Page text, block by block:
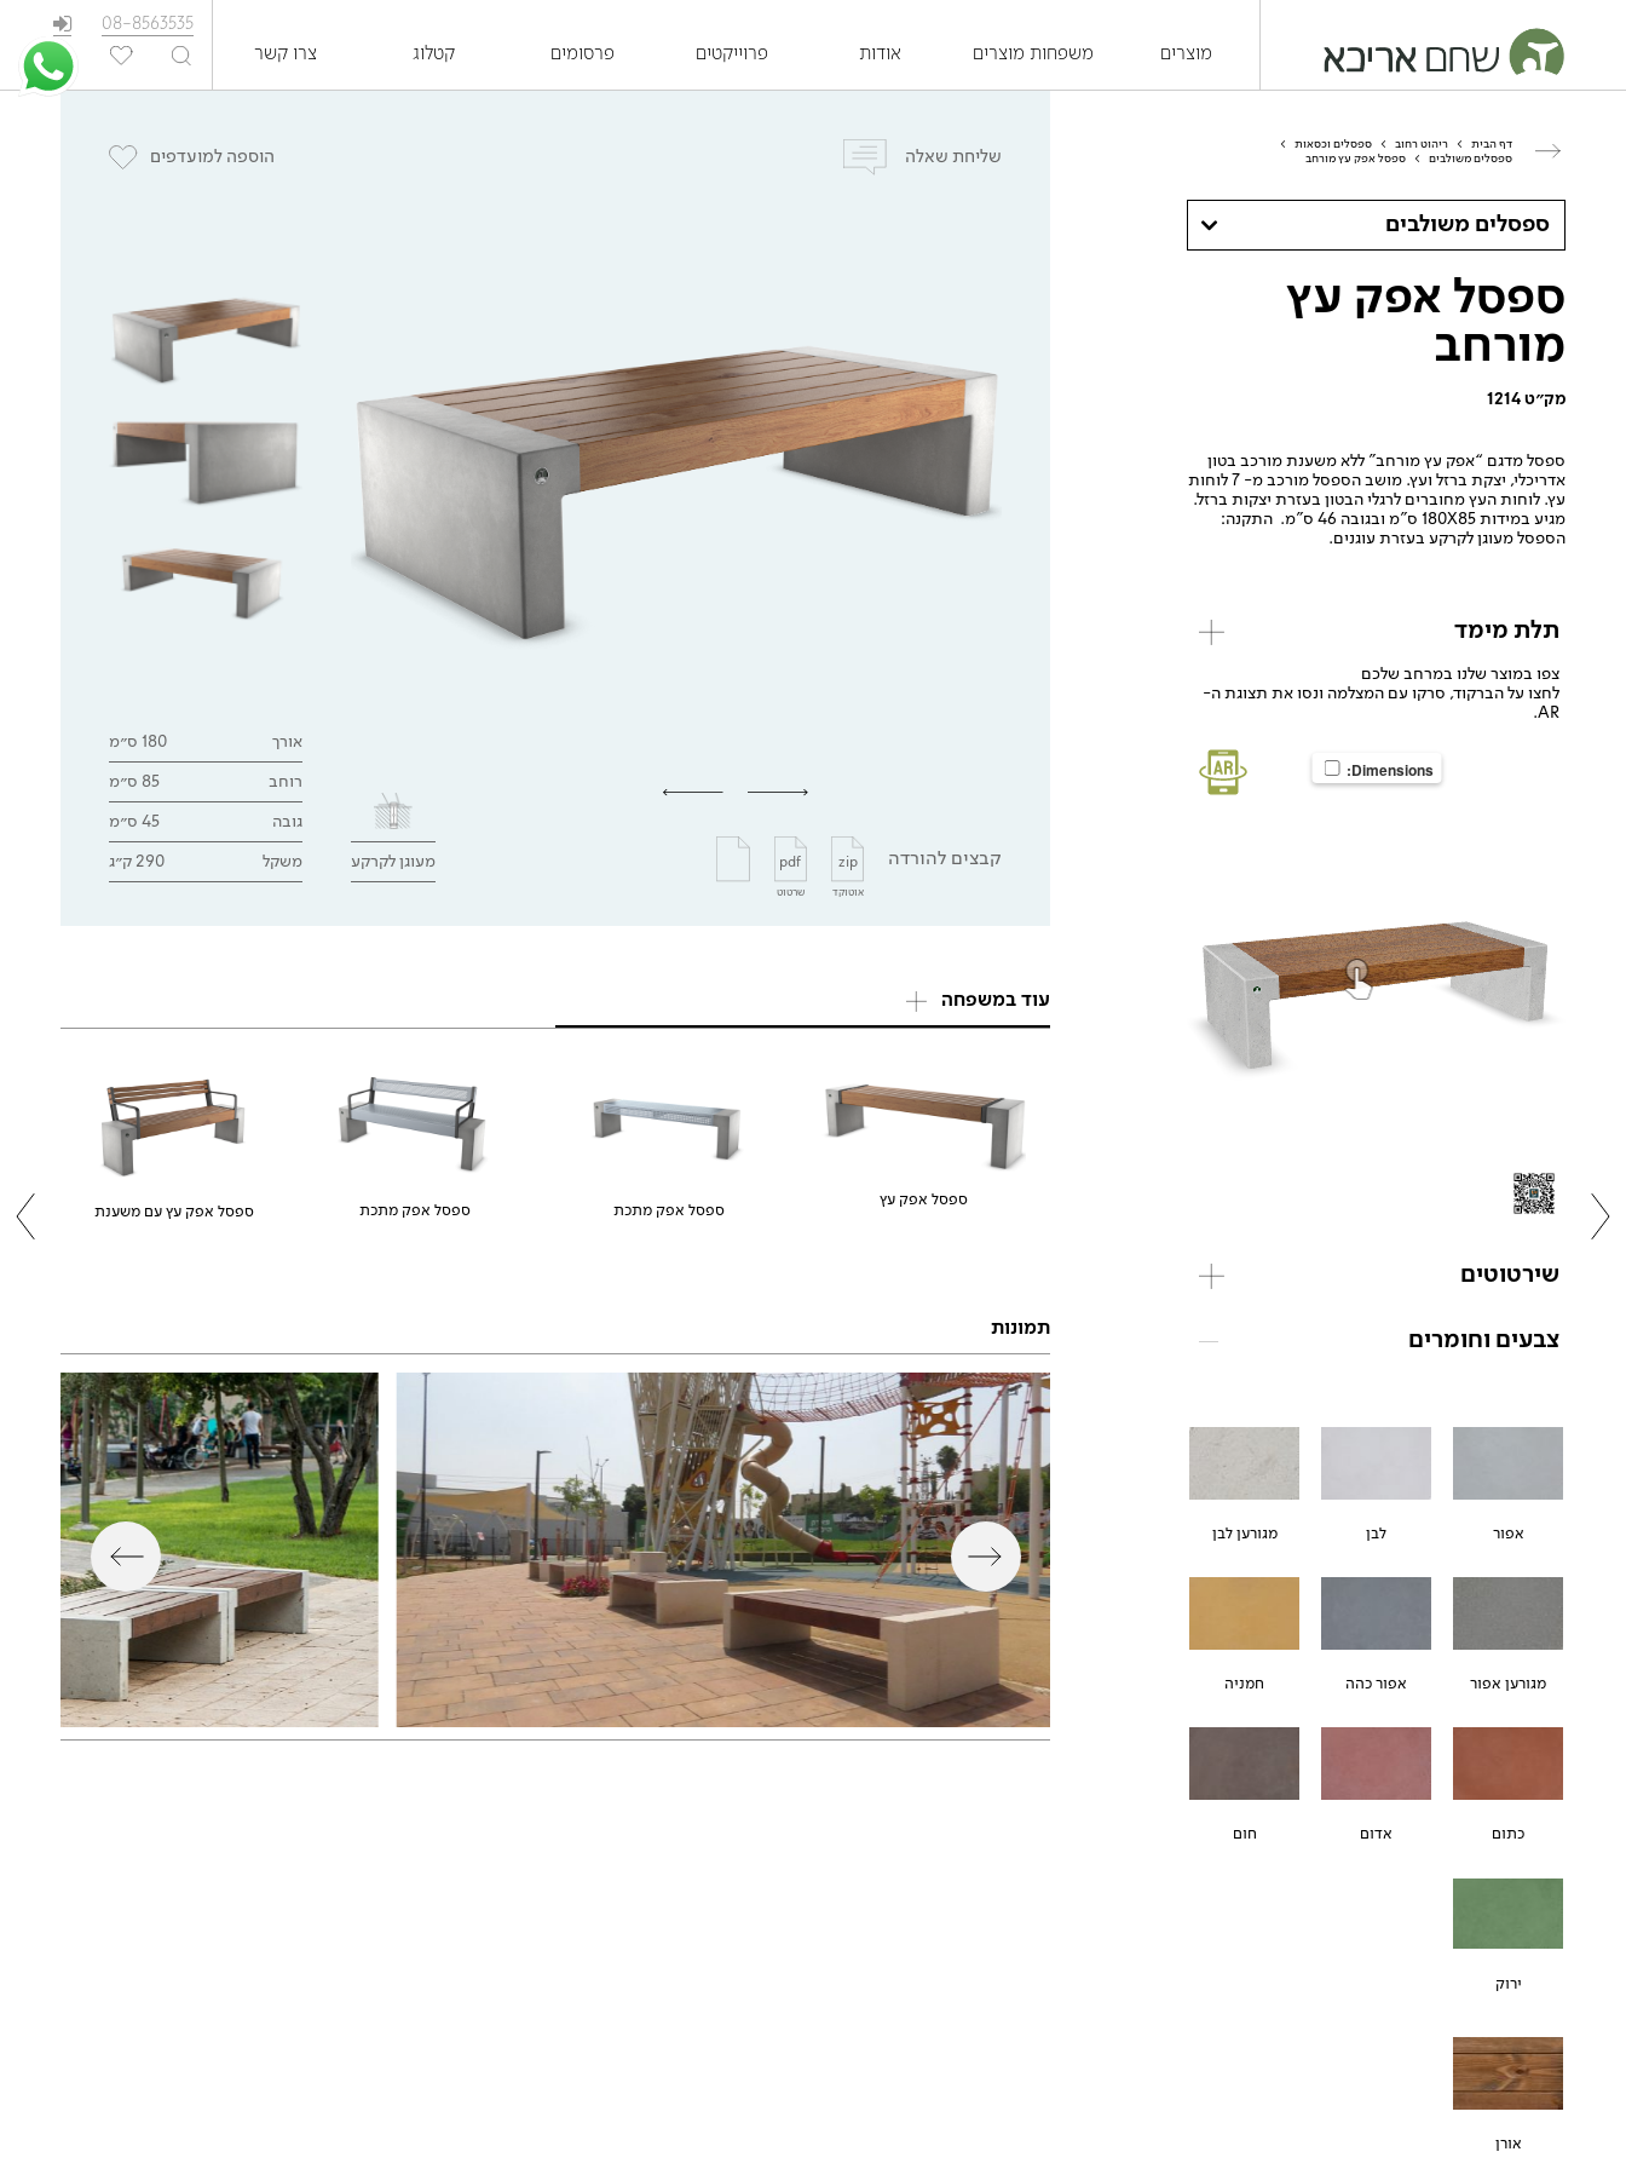
מוצרים משפחות מוצרים אודות פרוייקטים פרסומים קטלוג צרו קשר
08-8563535
EN
דף הבית > ריהוט רחוב > ספסלים וכסאות
>
ספסלים משולבים
> ספסל אפק עץ מורחב
ספסלים משולבים
ספסל אפק עץ
מורחב
מק״ט 1214
ספסל מדגם “אפק עץ מורחב” ללא משענת מורכב בטון
אדריכלי, יצקת ברזל ועץ. מושב הספסל מורכב מ- 7 לוחות
עץ. לוחות העץ מחוברים לרגלי הבטון בעזרת יצקות ברזל.
מגיע במידות 180X85 ס”מ ובגובה 46 ס”מ. התקנה:
הספסל מעוגן לקרקע בעזרת עוגנים.
תלת מימד
צפו במוצר שלנו במרחב שלכם
לחצו על הברקוד, סרקו עם המצלמה ונסו את תצוגת ה-
AR.
Dimensions:
שירטוטים
צבעים וחומרים
אפור לבן מגורען לבן
מגורען אפור אפור כהה חמניה
כתום אדום חום
ירוק
אורן
שליחת שאלה הוספה למועדפים
קבצים להורדה zip
אוטוקד
pdf
שרטוט
מעוגן לקרקע
אורך 180 ס״מ
רוחב 85 ס״מ
גובה 45 ס״מ
משקל 290 ק״ג
עוד במשפחה
ספסל אפק עץ
ספסל אפק מתכת ספסל אפק מתכת ספסל אפק עץ עם משענת
תמונות